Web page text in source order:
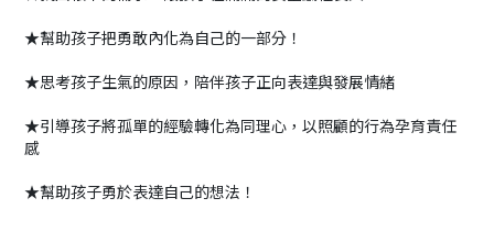
★幫助孩子把勇敢內化為自己的一部分！
★思考孩子生氣的原因，陪伴孩子正向表達與發展情緒
★引導孩子將孤單的經驗轉化為同理心，以照顧的行為孕育責任
感
★幫助孩子勇於表達自己的想法！